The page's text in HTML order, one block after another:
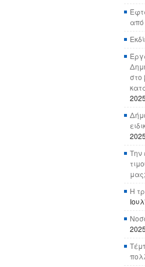
από
στο
2025
2025
Την
μας;
Η
2025